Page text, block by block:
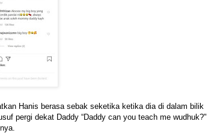
Hanis berasa sebak seketika ketika dia di dalam bilik
pergi dekat Daddy “Daddy can you teach me wudhuk?"